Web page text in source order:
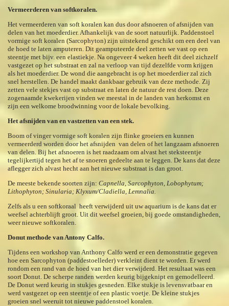
Vermeerderen van softkoralen.
Het vermeerderen van soft koralen kan dus door afsnoeren of afsnijden van
delen van het moederdier. Afhankelijk van de soort natuurlijk. Paddenstoel
vormige soft koralen (Sarcophyton) zijn uitstekend geschikt om een deel van
de hoed te laten amputeren. Dit geamputeerde deel zetten we vast op een
steentje met bijv. een elastiekje. Na ongeveer 4 weken heeft dit deel zichzelf
vastgezet op het substraat en zal na verloop van tijd dezelfde vorm krijgen
als het moederdier. De wond die aangebracht is op het moederdier zal zich
snel herstellen. De handel maakt dankbaar gebruik van deze methode. Zij
zetten vele stekjes vast op substraat en laten de natuur de rest doen. Deze
zogenaamde kwekerijen vinden we meestal in de landen van herkomst en
zijn een welkome broodwinning voor de lokale bevolking.
Het afsnijden van en vastzetten van een stek.
Boom of vinger vormige soft koralen zijn flinke groeiers en kunnen
vermeerderd worden door het afsnijden van delen of het langzaam afsnoeren
van delen. Bij het afsnoeren is het raadzaam om alvast het steksteentje
tegelijkertijd tegen het af te snoeren gedeelte aan te leggen. De kans dat deze
aflegger zich alvast hecht aan het nieuwe substraat is dan groot.
De meeste bekende soorten zijn:Capnella, Sarcophyton, Lobophytum;
Lithophyton; Sinularia; Klyxum/Cladiella, Lemnalia.
Zelfs als u een softkoraal heeft verwijderd uit uw aquarium is de kans dat er
weefsel achterblijft groot. Uit dit weefsel groeien, bij goede omstandigheden,
weer nieuwe softkoralen.
Donut methode van Antony Calfo.
Tijdens een workshop van Anthony Calfo werd er een demonstratie gegeven
hoe een Sarcophyton (paddestoelleder) verkleint dient te worden. Er werd
rondom een rand van de hoed van het dier verwijderd. Het resultaat was een
soort Donut. De scherpe randen werden keurig bijgeknipt en gemodelleerd.
De Donut werd keurig in stukjes gesneden. Elke stukje is levensvatbaar en
werd vastgezet op een steentje of een plastic voetje. De kleine stukjes
groeien snel weeruit tot nieuwe paddenstoel koralen.